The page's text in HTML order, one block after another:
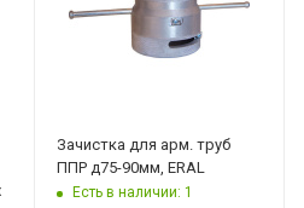
Зачистка для арм. труб
ППР д75-90мм, ERAL
Есть в наличии: 1